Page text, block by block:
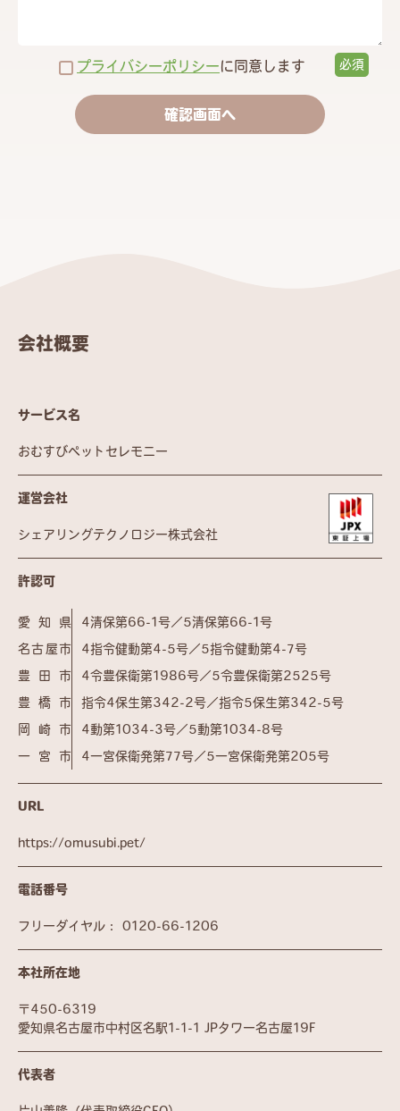
プライバシーポリシーに同意します
会社概要
サービス名
おむすびペットセレモニー
運営会社
シェアリングテクノロジー株式会社
許認可
愛知県 4清保第66-1号／5清保第66-1号
名古屋市 4指令健動第4-5号／5指令健動第4-7号
豊田市 4令豊保衛第1986号／5令豊保衛第2525号
豊橋市 指令4保生第342-2号／指令5保生第342-5号
岡崎市 4動第1034-3号／5動第1034-8号
一宮市 4一宮保衛発第77号／5一宮保衛発第205号
URL
https://omusubi.pet/
電話番号
フリーダイヤル： 0120-66-1206
本社所在地
〒450-6319
愛知県名古屋市中村区名駅1-1-1 JPタワー名古屋19F
代表者